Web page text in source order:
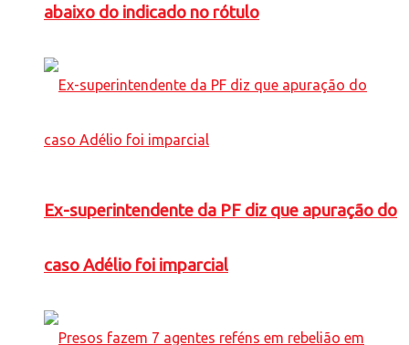
abaixo do indicado no rótulo
Ex-superintendente da PF diz que apuração do
caso Adélio foi imparcial